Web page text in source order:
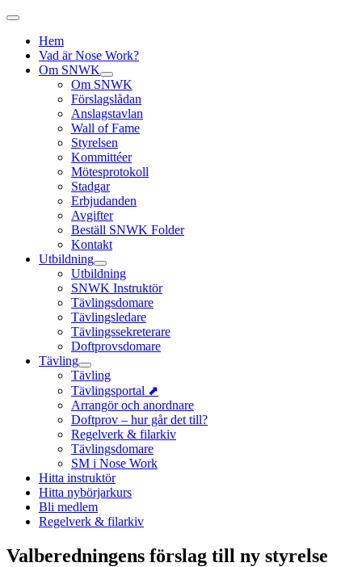
Hem
Vad är Nose Work?
Om SNWK
Om SNWK
Förslagslådan
Anslagstavlan
Wall of Fame
Styrelsen
Kommittéer
Mötesprotokoll
Stadgar
Erbjudanden
Avgifter
Beställ SNWK Folder
Kontakt
Utbildning
Utbildning
SNWK Instruktör
Tävlingsdomare
Tävlingsledare
Tävlingssekreterare
Doftprovsdomare
Tävling
Tävling
Tävlingsportal ⬈
Arrangör och anordnare
Doftprov – hur går det till?
Regelverk & filarkiv
Tävlingsdomare
SM i Nose Work
Hitta instruktör
Hitta nybörjarkurs
Bli medlem
Regelverk & filarkiv
Valberedningens förslag till ny styrelse